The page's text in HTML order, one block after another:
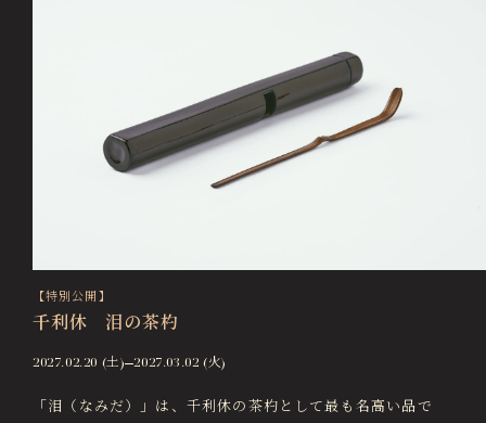
【特別公開】
千利休 泪の茶杓
2027.02.20 (土) 2027.03.02 (火)
「泪（なみだ）」は、千利休の茶杓として最も名高い品で